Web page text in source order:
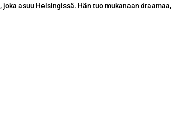
asuu Helsingissä. Hän tuo mukanaan draamaa,